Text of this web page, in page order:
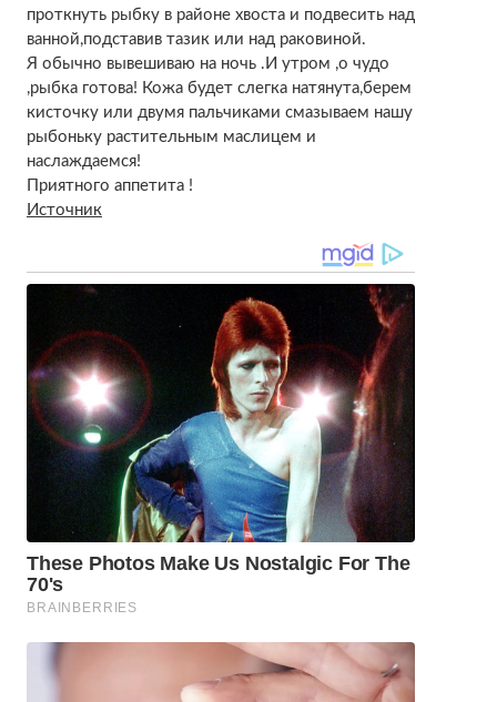
проткнуть рыбку в районе хвоста и подвесить над
ванной,подставив тазик или над раковиной.
Я обычно вывешиваю на ночь .И утром ,о чудо
,рыбка готова! Кожа будет слегка натянута,берем
кисточку или двумя пальчиками смазываем нашу
рыбоньку растительным маслицем и
наслаждаемся!
Приятного аппетита !
Источник